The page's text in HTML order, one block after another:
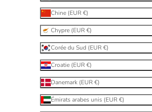
Chine (EUR €)
Chypre (EUR €)
Corée du Sud (EUR €)
Croatie (EUR €)
Danemark (EUR €)
Émirats arabes unis (EUR €)